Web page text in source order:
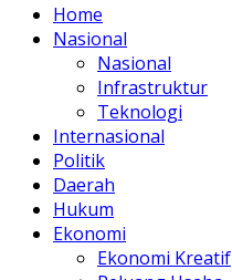
Home
Nasional
Nasional
Infrastruktur
Teknologi
Internasional
Politik
Daerah
Hukum
Ekonomi
Ekonomi Kreatif